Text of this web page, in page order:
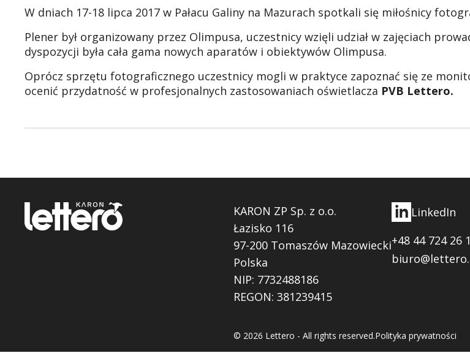
W dniach 17-18 lipca 2017 w Pałacu Galiny na Mazurach spotkali się miłośnicy
Plener był organizowany przez Olimpusa, uczestnicy wzięli udział w zajęciach
dyspozycji była cała gama nowych aparatów i obiektywów Olimpusa.
Oprócz sprzętu fotograficznego uczestnicy mogli w praktyce zapoznać się ze
ocenić przydatność w profesjonalnych zastosowaniach oświetlacza PVB Lettero.
KARON ZP Sp. z o.o.
Łazisko 116
97-200 Tomaszów Mazowiecki
Polska
NIP: 7732488186
REGON: 381239415
LinkedIn
+48 44 724 26
© 2026 Lettero - All rights reserved.Polityka prywatności